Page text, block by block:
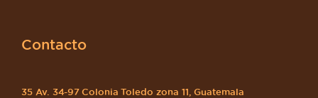
Contacto
35 Av. 34-97 Colonia Toledo zona 11, Guatemala